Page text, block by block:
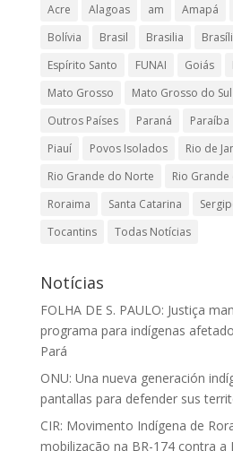
Acre Alagoas am Amapá
Bolívia
Brasil Brasilia
Espírito Santo
FUNAI Goiás
Mato Grosso
Mato Grosso do Sul
Outros Países
Paraná Paraíba
Piauí
Povos Isolados
Rio de
Rio Grande do Norte
Rio Grande
Roraima
Santa Catarina
Tocantins
Todas Notícias
Notícias
FOLHA DE S. PAULO: Justiça
programa para indígenas
Pará
ONU: Una nueva generación
pantallas para defender sus
CIR: Movimento Indígena de
mobilização na BR-174 contra a